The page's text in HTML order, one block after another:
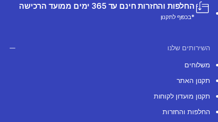
החלפות והחזרות חינם עד 365 ימים ממועד הרכישה
*בכפוף לתקנון
השירותים שלנו
משלוחים
תקנון האתר
תקנון מועדון לקוחות
החלפות והחזרות